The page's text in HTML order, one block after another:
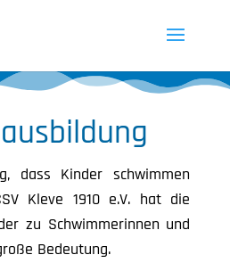
dass Kinder schwimmen
Kleve 1910 e.V. hat die
zu Schwimmerinnen und
Bedeutung.